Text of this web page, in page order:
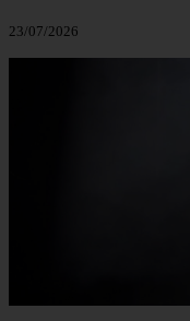
23/07/2026